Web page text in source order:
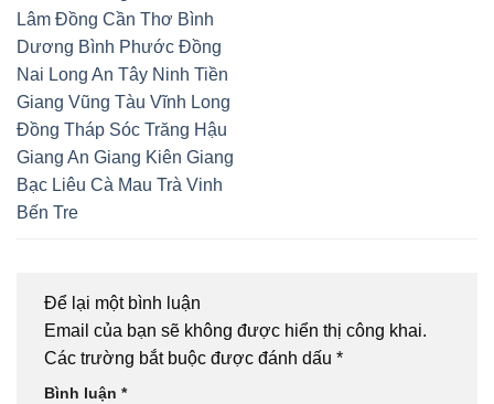
Lâm Đồng Cần Thơ Bình
Dương Bình Phước Đồng
Nai Long An Tây Ninh Tiền
Giang Vũng Tàu Vĩnh Long
Đồng Tháp Sóc Trăng Hậu
Giang An Giang Kiên Giang
Bạc Liêu Cà Mau Trà Vinh
Bến Tre
Để lại một bình luận
Email của bạn sẽ không được hiển thị công khai.
Các trường bắt buộc được đánh dấu *
Bình luận *